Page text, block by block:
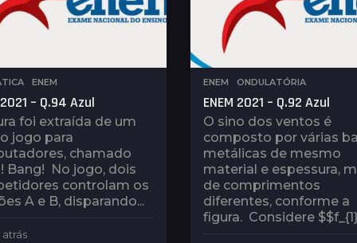
,ENEM
2021 – Q.94 Azul
foi extraída de um
jogo para
chamado
Bang! No jogo, dois
controlam os
A e B, disparando...
atrás4
ENEM ,ONDULATÓRIA
ENEM 2021 – Q.92 Azul
O sino dos ventos é
composto por várias
metálicas de mesmo
material e espessura,
de comprimentos
diferentes, conforme a
figura. Considere